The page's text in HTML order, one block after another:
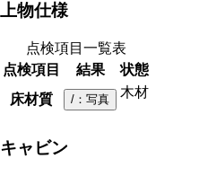
上物仕様
点検項目一覧表
点検項目
結果
状態
床材質
/ ：写真 木材
キャビン